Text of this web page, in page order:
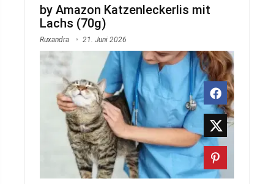
by Amazon Katzenleckerlis mit
Lachs (70g)
Ruxandra 21. Juni 2026